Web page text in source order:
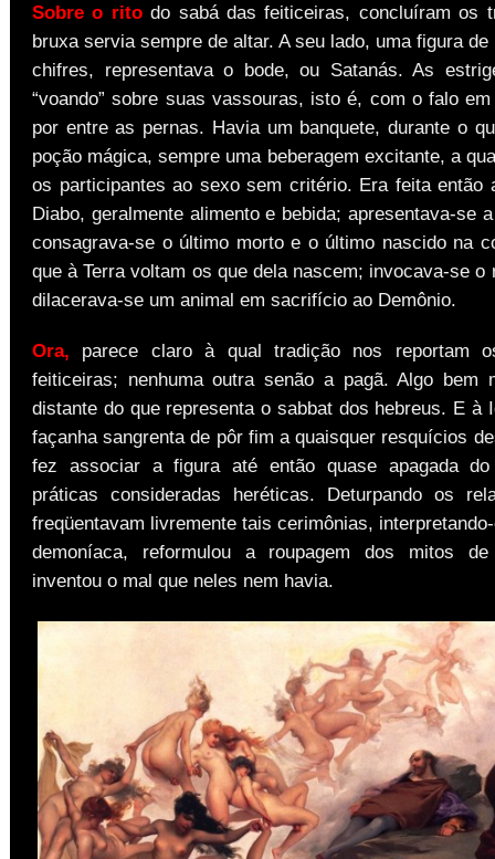
Sobre o ritodo sabá das feiticeiras, concluíram os
bruxa servia sempre de altar. A seu lado, uma figura
chifres, representava o bode, ou Satanás. As
“voando” sobre suas vassouras, isto é, com o falo
por entre as pernas. Havia um banquete, durante o
poção mágica, sempre uma beberagem excitante, a
os participantes ao sexo sem critério. Era feita então
Diabo, geralmente alimento e bebida; apresentava-se
consagrava-se o último morto e o último nascido na
que à Terra voltam os que dela nascem; invocava-se o
dilacerava-se um animal em sacrifício ao Demônio.
Ora, parece claro à qual tradição nos reportam
feiticeiras; nenhuma outra senão a pagã. Algo bem
distante do que representa o sabbat dos hebreus. E à
façanha sangrenta de pôr fim a quaisquer resquícios
fez associar a figura até então quase apagada
práticas consideradas heréticas. Deturpando os
freqüentavam livremente tais cerimônias,
demoníaca, reformulou a roupagem dos mitos
inventou o mal que neles nem havia.